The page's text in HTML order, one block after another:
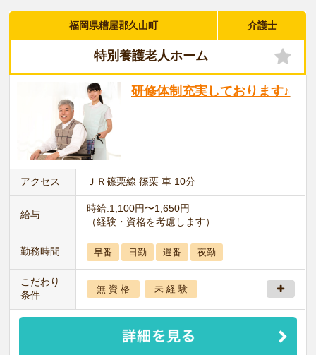
福岡県糟屋郡久山町 介護士
特別養護老人ホーム
研修体制充実しております♪
アクセス ＪＲ篠栗線 篠栗 車 10分
給与
時給:1,100円〜1,650円
（経験・資格を考慮します）
勤務時間 早番 日勤 遅番 夜勤
こだわり
条件
無 資 格 未 経 験